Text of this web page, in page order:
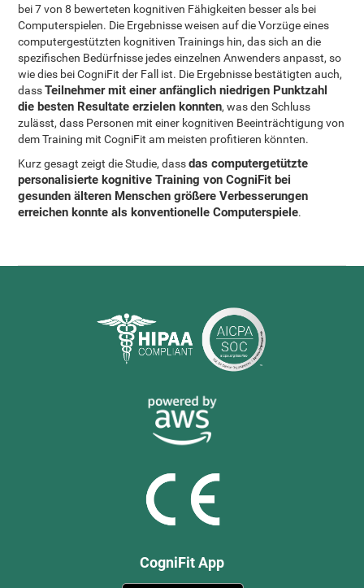
bei 7 von 8 bewerteten kognitiven Fähigkeiten besser als bei
Computerspielen. Die Ergebnisse weisen auf die Vorzüge eines
computergestützten kognitiven Trainings hin, das sich an die
spezifischen Bedürfnisse jedes einzelnen Anwenders anpasst, so
wie dies bei CogniFit der Fall ist. Die Ergebnisse bestätigten auch,
dassTeilnehmer mit einer anfänglich niedrigen Punktzahl
die besten Resultate erzielen konnten, was den Schluss
zulässt, dass Personen mit einer kognitiven Beeinträchtigung von
dem Training mit CogniFit am meisten profitieren könnten.
Kurz gesagt zeigt die Studie, dassdas computergetützte
personalisierte kognitive Training von CogniFit bei
gesunden älteren Menschen größere Verbesserungen
erreichen konnte als konventionelle Computerspiele.
CogniFit App